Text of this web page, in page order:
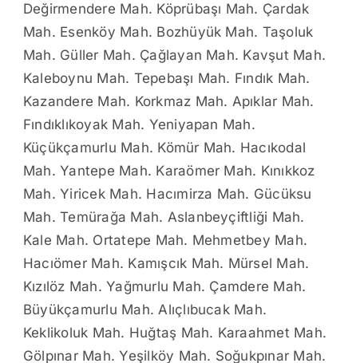
Değirmendere Mah. Köprübaşı Mah. Çardak
Mah. Esenköy Mah. Bozhüyük Mah. Taşoluk
Mah. Güller Mah. Çağlayan Mah. Kavşut Mah.
Kaleboynu Mah. Tepebaşı Mah. Fındık Mah.
Kazandere Mah. Korkmaz Mah. Apıklar Mah.
Fındıklıkoyak Mah. Yeniyapan Mah.
Küçükçamurlu Mah. Kömür Mah. Hacıkodal
Mah. Yantepe Mah. Karaömer Mah. Kınıkkoz
Mah. Yiricek Mah. Hacımirza Mah. Gücüksu
Mah. Temürağa Mah. Aslanbeyçiftliği Mah.
Kale Mah. Ortatepe Mah. Mehmetbey Mah.
Hacıömer Mah. Kamışcık Mah. Mürsel Mah.
Kızılöz Mah. Yağmurlu Mah. Çamdere Mah.
Büyükçamurlu Mah. Alıçlıbucak Mah.
Keklikoluk Mah. Huğtaş Mah. Karaahmet Mah.
Gölpınar Mah. Yeşilköy Mah. Soğukpınar Mah.